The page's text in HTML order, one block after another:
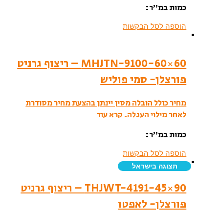
כמות במ”ר:
הוספה לסל הבקשות
MHJTN-9100-60×60 – ריצוף גרניט
פורצלן- סמי פוליש
מחיר כולל הובלה מסין יינתן בהצעת מחיר מסודרת
לאחר מילוי העגלה.קרא עוד
כמות במ”ר:
הוספה לסל הבקשות
תצוגה בישראל
THJWT-4191-45×90 – ריצוף גרניט
פורצלן- לאפטו